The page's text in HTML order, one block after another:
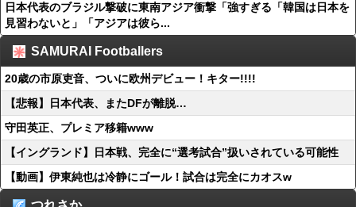
日本代表のブラジル撃破に東南アジア衝撃「強すぎる「韓国は日本を
見習わないと」「アジアは彼ら...
SAMURAI Footballers
20歳の市原吏音、ついに欧州デビュー！キター!!!!
【悲報】日本代表、またDFが離脱…
守田英正、プレミア移籍www
【イングランド】日本戦、完全に“選考試合”扱いされている可能性
【動画】伊東純也は冷静にゴール！試合は完全にカオスw